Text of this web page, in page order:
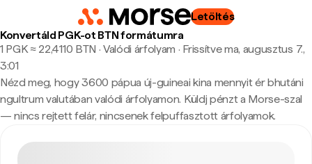
Letöltés
Konvertáld PGK-ot BTN formátumra
1 PGK ≈ 22,4110 BTN · Valódi árfolyam · Frissítve ma, augusztus 7.,
3:01
Nézd meg, hogy 3600 pápua új-guineai kina mennyit ér bhutáni
ngultrum valutában valódi árfolyamon. Küldj pénzt a Morse-szal
— nincs rejtett felár, nincsenek felpuffasztott árfolyamok.